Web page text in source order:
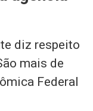
diz respeito
mais de
Federal